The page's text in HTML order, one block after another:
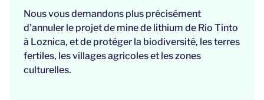
Nous vous demandons plus précisément
d’annuler le projet de mine de lithium de Rio Tinto
à Loznica, et de protéger la biodiversité, les terres
fertiles, les villages agricoles et les zones
culturelles.